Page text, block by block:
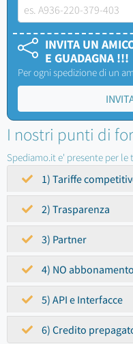
INVITA UN
E GUADAGNA !!!
Per ogni spedizione di un
I nostri punti di
Spediamo.it e' presente per le
1) Tariffe
2) Trasparenza
3) Partner
4) NO abbonamento
5) API e Interfacce
6) Credito